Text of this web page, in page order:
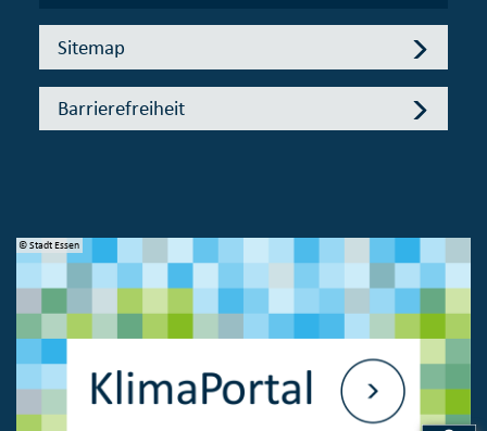
Sitemap
Barrierefreiheit
© Stadt Essen